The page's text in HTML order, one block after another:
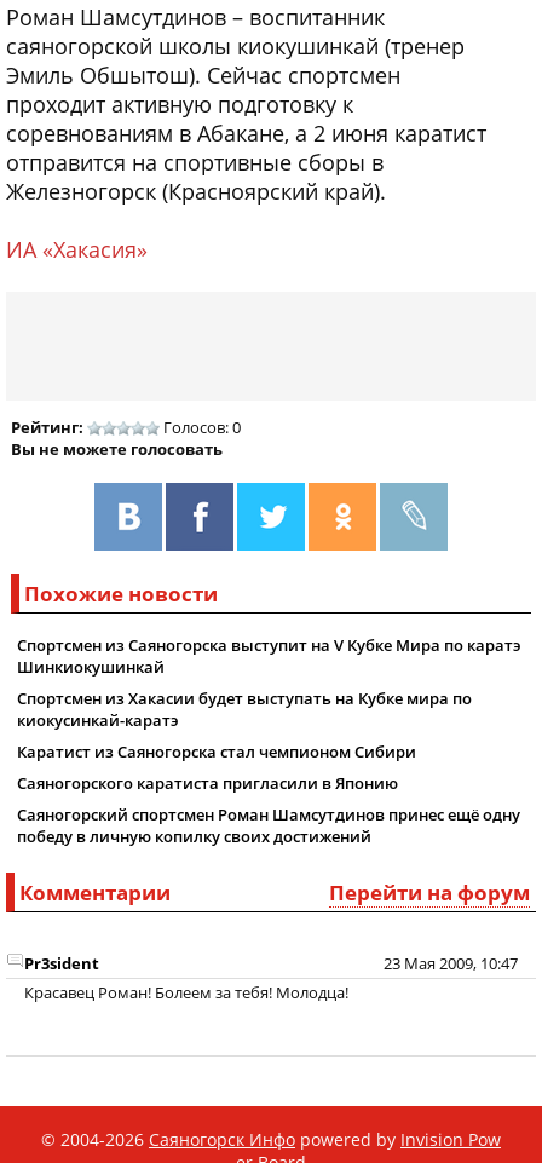
Роман Шамсутдинов – воспитанник
саяногорской школы киокушинкай (тренер
Эмиль Обшытош). Сейчас спортсмен
проходит активную подготовку к
соревнованиям в Абакане, а 2 июня каратист
отправится на спортивные сборы в
Железногорск (Красноярский край).
ИА «Хакасия»
Рейтинг:
Голосов: 0
Вы не можете голосовать
Похожие новости
Спортсмен из Саяногорска выступит на V Кубке Мира по каратэ
Шинкиокушинкай
Спортсмен из Хакасии будет выступать на Кубке мира по
киокусинкай-каратэ
Каратист из Саяногорска стал чемпионом Сибири
Саяногорского каратиста пригласили в Японию
Саяногорский спортсмен Роман Шамсутдинов принес ещё одну
победу в личную копилку своих достижений
Перейти на форум
Комментарии
23 Мая 2009, 10:47
Pr3sident
Красавец Роман! Болеем за тебя! Молодца!
© 2004-2026 Саяногорск Инфо powered by Invision Pow